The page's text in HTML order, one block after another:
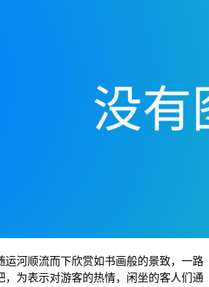
运河顺流而下欣赏如书画般的景致，一路
，为表示对游客的热情，闲坐的客人们通